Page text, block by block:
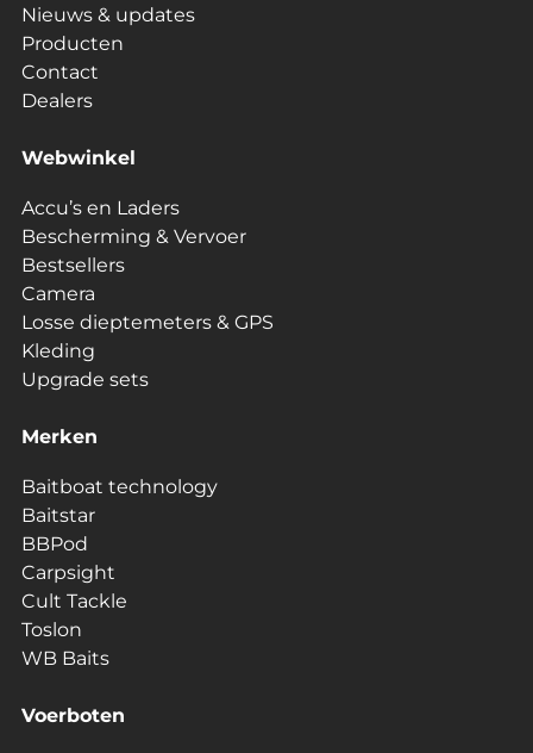
Nieuws & updates
Producten
Contact
Dealers
Webwinkel
Accu’s en Laders
Bescherming & Vervoer
Bestsellers
Camera
Losse dieptemeters & GPS
Kleding
Upgrade sets
Merken
Baitboat technology
Baitstar
BBPod
Carpsight
Cult Tackle
Toslon
WB Baits
Voerboten